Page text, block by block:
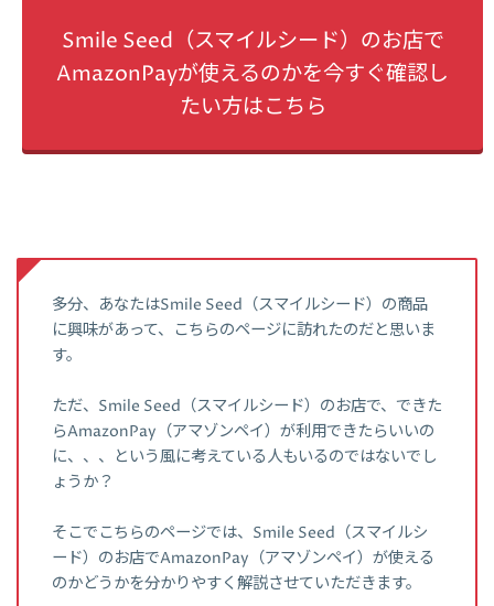
Smile Seed（スマイルシード）のお店で
AmazonPayが使えるのかを今すぐ確認し
たい方はこちら
多分、あなたはSmile Seed（スマイルシード）の商品
に興味があって、こちらのページに訪れたのだと思いま
す。
ただ、Smile Seed（スマイルシード）のお店で、できた
らAmazonPay（アマゾンペイ）が利用できたらいいの
に、、、という風に考えている人もいるのではないでし
ょうか？
そこでこちらのページでは、Smile Seed（スマイルシ
ード）のお店でAmazonPay（アマゾンペイ）が使える
のかどうかを分かりやすく解説させていただきます。